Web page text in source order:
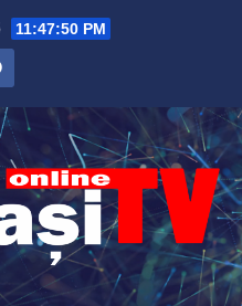
11:47:50 PM